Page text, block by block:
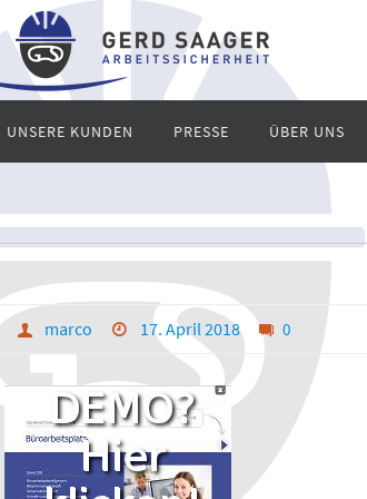
UNSERE KUNDEN PRESSE ÜBER UNS
marco 17. April 2018 0